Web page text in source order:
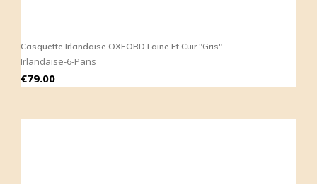
Casquette Irlandaise OXFORD Laine Et Cuir "Gris"
Irlandaise-6-Pans
Price
€79.00